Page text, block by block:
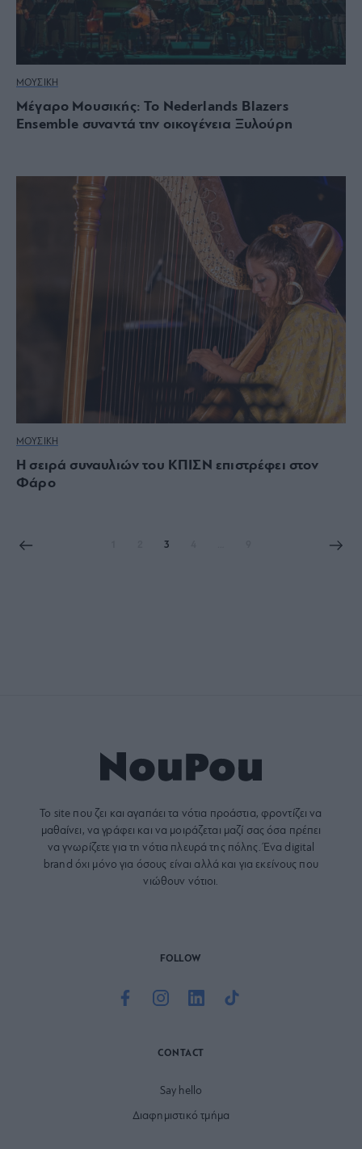
ΜΟΥΣΙΚΗ
Μέγαρο Μουσικής: Το Nederlands Blazers
Ensemble συναντά την οικογένεια Ξυλούρη
ΜΟΥΣΙΚΗ
Η σειρά συναυλιών του ΚΠΙΣΝ επιστρέφει στον
Φάρο
3
Το site που ζει και αγαπάει τα νότια προάστια, φροντίζει να
μαθαίνει, να γράφει και να μοιράζεται μαζί σας όσα πρέπει
να γνωρίζετε για τη νότια πλευρά της πόλης. Ένα digital
brand όχι μόνο για όσους είναι αλλά και για εκείνους που
νιώθουν νότιοι.
FOLLOW
CONTACT
Say hello
Διαφημιστικό τμήμα